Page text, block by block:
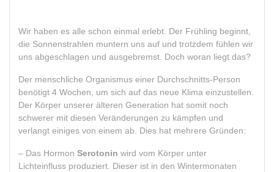
Wir haben es alle schon einmal erlebt. Der Frühling beginnt,
die Sonnenstrahlen muntern uns auf und trotzdem fühlen wir
uns abgeschlagen und ausgebremst. Doch woran liegt das?
Der menschliche Organismus einer Durchschnitts-Person
benötigt 4 Wochen, um sich auf das neue Klima einzustellen.
Der Körper unserer älteren Generation hat somit noch
schwerer mit diesen Veränderungen zu kämpfen und
verlangt einiges von einem ab. Dies hat mehrere Gründen:
– Das Hormon Serotonin wird vom Körper unter
Lichteinfluss produziert. Dieser ist in den Wintermonaten